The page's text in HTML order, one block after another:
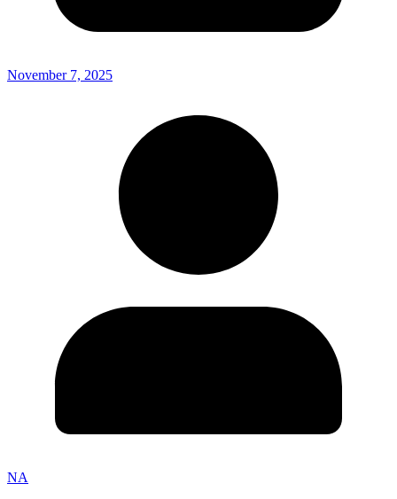
November 7, 2025
NA